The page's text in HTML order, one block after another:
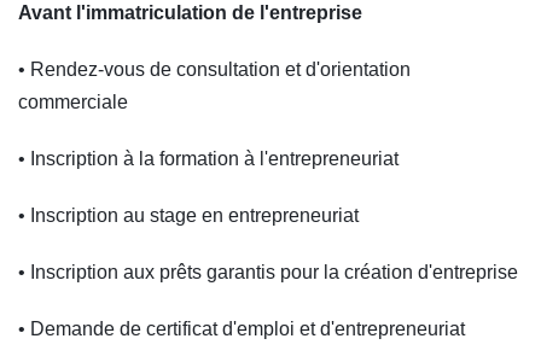
Avant l'immatriculation de l'entreprise
• Rendez-vous de consultation et d'orientation
commerciale
• Inscription à la formation à l'entrepreneuriat
• Inscription au stage en entrepreneuriat
• Inscription aux prêts garantis pour la création d'entreprise
• Demande de certificat d'emploi et d'entrepreneuriat